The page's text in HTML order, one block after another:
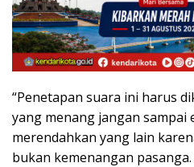
“Penetapan suara ini harus
yang menang jangan sampai
merendahkan yang lain
bukan kemenangan